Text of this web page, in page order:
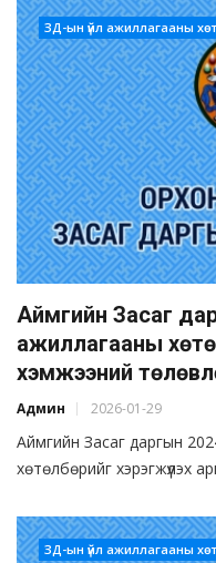
ЗД-ын үйл ажиллагааны
Аймгийн Засаг
ажиллагааны
хэмжээний
Админ 2026-01-29
Аймгийн Засаг даргын
хөтөлбөрийг хэрэгжүүлэх
ЗД-ын үйл ажиллагааны